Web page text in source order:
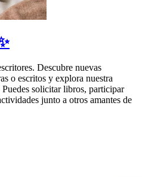
Descubre nuevas
o escritos y explora nuestra
solicitar libros, participar
junto a otros amantes de